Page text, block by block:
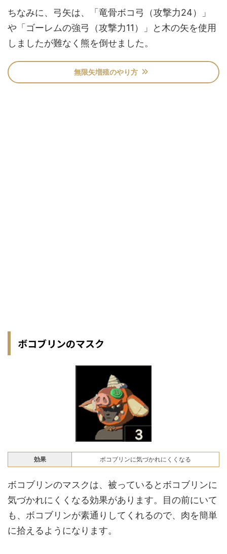
ちなみに、弓矢は、「竜骨ボコ弓（攻撃力24）」
や「ゴーレムの強弓（攻撃力11）」と木の矢を使用
しましたが難なく熊を倒せました。
無限矢増殖のやり方
ボコブリンのマスク
効果 ボコブリンに気づかれにくくなる
ボコブリンのマスクは、被っているとボコブリンに
気づかれにくくなる効果があります。目の前にいて
も、ボコブリンが素通りしてくれるので、肉を簡単
に拾えるようになります。